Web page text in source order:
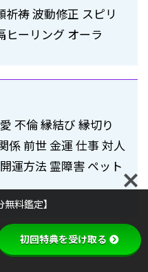
祷 波動修正 スピリ
ヒーリング オーラ
不倫 縁結び 縁切り
係 前世 金運 仕事 対人
運方法 霊障害 ペット
生まれ、たしかなスピ
無料鑑定】
初回特典を受け取る